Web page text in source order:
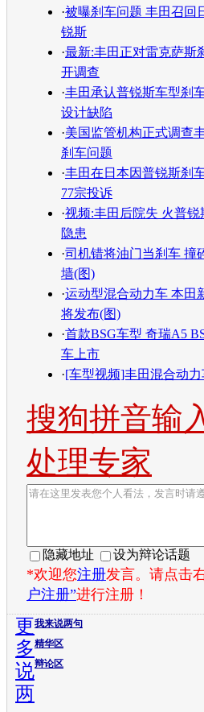
·被曝刹车问题 丰田召回
锐斯
·最新:丰田正对雷克萨斯
开调查
·丰田承认普锐斯车型刹
设计缺陷
·美国监管机构正式调查
刹车问题
·丰田在日本因普锐斯刹
77宗投诉
·视频:丰田后院失 火普锐
隐患
·司机错将油门当刹车 撞
墙(图)
·运动型混合动力车 本田
将发布(图)
·首款BSG车型 奇瑞A5
车上市
·[车型视频]丰田混合动
搜狗拼音输
处理专家
隐藏地址 设为辩论话题
*欢迎您注册发言。请点击
户注册”进行注册！
我来说两句
精华区
辩论区
更
多
说
两